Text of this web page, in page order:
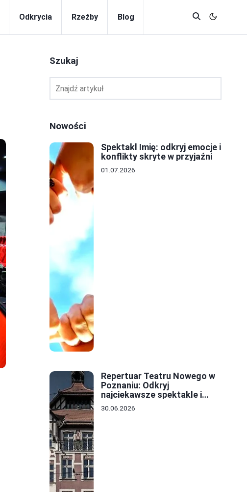
Odkrycia Rzeźby Blog
Szukaj
Nowości
Spektakl Imię: odkryj emocje i
konflikty skryte w przyjaźni
01.07.2026
Repertuar Teatru Nowego w
Poznaniu: Odkryj
najciekawsze spektakle i
wydarzenia tej sezonu
30.06.2026